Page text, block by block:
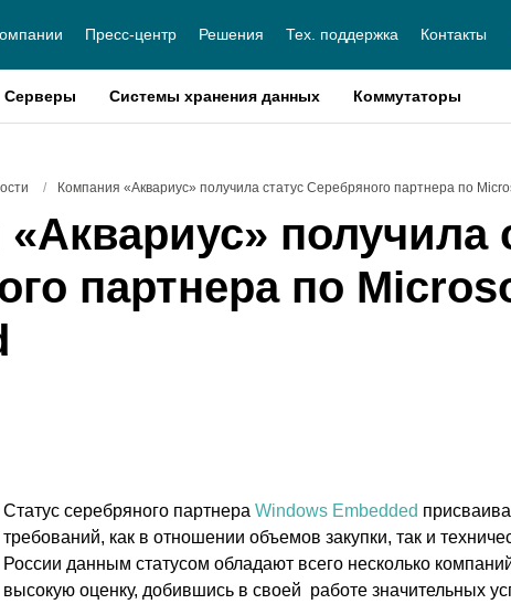
Пресс-центр Решения Тех. поддержка Контакты
Серверы Системы хранения данных Коммутаторы
/ Компания «Аквариус» получила статус Серебряного партнера по
получила
партнера по
Статус серебряного партнера Windows Embedded
требований, как в отношении объемов закупки, так и
России данным статусом обладают всего несколько
высокую оценку, добившись в своей работе значительных